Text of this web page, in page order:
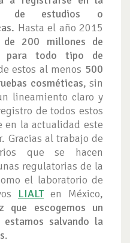
de estudios o
Hasta el año 2015
de 200 millones de
para todo tipo de
estos al menos 500
cosméticas, sin
lineamiento claro y
de todos estos
en la actualidad este
Gracias al trabajo de
que se hacen
regulatorias de la
el laboratorio de
LIALTen México,
que escogemos un
salvando la
.